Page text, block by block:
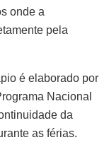
onde a
pela
é elaborado por
Nacional
da
as férias.